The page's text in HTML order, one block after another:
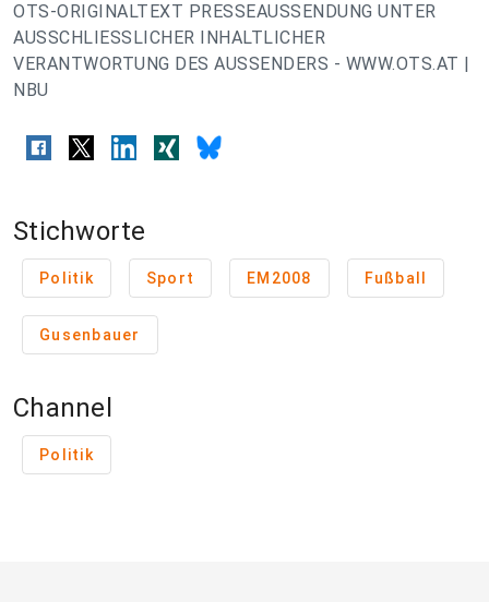
OTS-ORIGINALTEXT PRESSEAUSSENDUNG UNTER
AUSSCHLIESSLICHER INHALTLICHER
VERANTWORTUNG DES AUSSENDERS - WWW.OTS.AT |
NBU
Stichworte
Politik Sport EM2008 Fußball
Gusenbauer
Channel
Politik